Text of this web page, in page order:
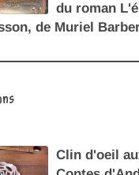
du roman
de Muriel
Clin d'oeil